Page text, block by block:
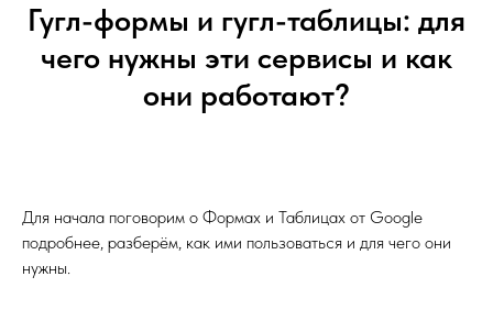
Гугл-формы и гугл-таблицы: для
чего нужны эти сервисы и как
они работают?
Для начала поговорим о Формах и Таблицах от Google
подробнее, разберём, как ими пользоваться и для чего они
нужны.